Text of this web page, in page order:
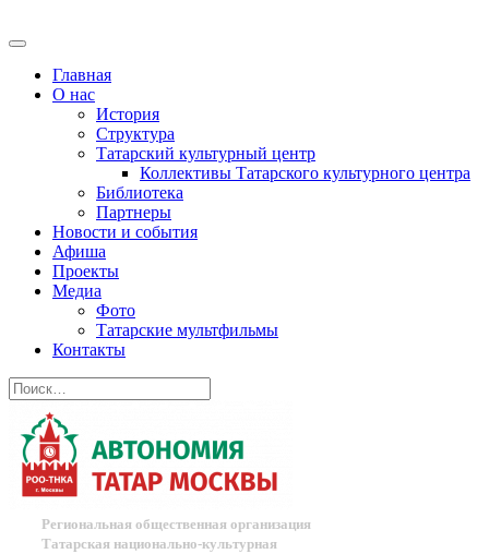
Главная
О нас
История
Структура
Татарский культурный центр
Коллективы Татарского культурного центра
Библиотека
Партнеры
Новости и события
Афиша
Проекты
Медиа
Фото
Татарские мультфильмы
Контакты
Региональная общественная организация
Татарская национально-культурная